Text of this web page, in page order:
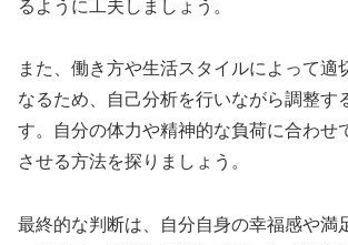
るように工夫しましょう。
また、働き方や生活スタイルによって適
なるため、自己分析を行いながら調整す
す。自分の体力や精神的な負荷に合わせ
させる方法を探りましょう。
最終的な判断は、自分自身の幸福感や満